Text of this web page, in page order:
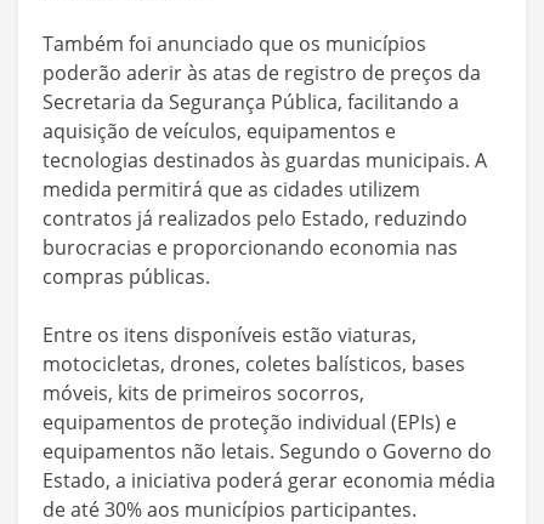
Também foi anunciado que os municípios
poderão aderir às atas de registro de preços da
Secretaria da Segurança Pública, facilitando a
aquisição de veículos, equipamentos e
tecnologias destinados às guardas municipais. A
medida permitirá que as cidades utilizem
contratos já realizados pelo Estado, reduzindo
burocracias e proporcionando economia nas
compras públicas.
Entre os itens disponíveis estão viaturas,
motocicletas, drones, coletes balísticos, bases
móveis, kits de primeiros socorros,
equipamentos de proteção individual (EPIs) e
equipamentos não letais. Segundo o Governo do
Estado, a iniciativa poderá gerar economia média
de até 30% aos municípios participantes.